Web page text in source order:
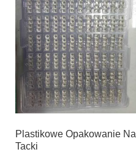
Plastikowe Opakowanie Na
Tacki